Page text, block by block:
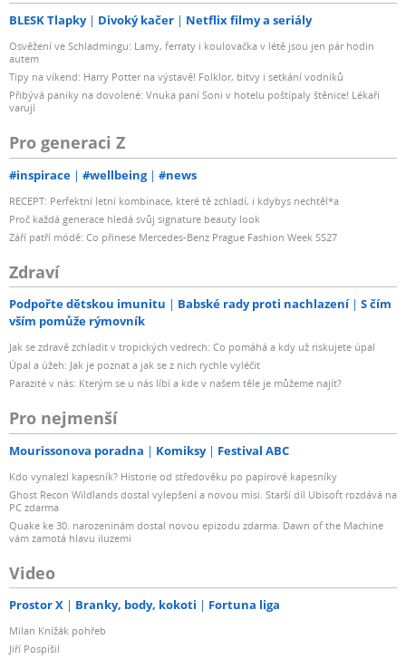
BLESK Tlapky Divoký kačer Netflix filmy a seriály
Osvěžení ve Schladmingu: Lamy, ferraty i koulovačka v létě jsou jen pár hodin
autem
Tipy na víkend: Harry Potter na výstavě! Folklor, bitvy i setkání vodníků
Přibývá paniky na dovolené: Vnuka paní Soni v hotelu poštípaly štěnice! Lékaři
varují
Pro generaci Z
#inspirace #wellbeing #news
RECEPT: Perfektní letní kombinace, které tě zchladí, i kdybys nechtěl*a
Proč každá generace hledá svůj signature beauty look
Září patří módě: Co přinese Mercedes-Benz Prague Fashion Week SS27
Zdraví
Podpořte dětskou imunitu Babské rady proti nachlazení
S čím
vším pomůže rýmovník
Jak se zdravě zchladit v tropických vedrech: Co pomáhá a kdy už riskujete úpal
Úpal a úžeh: Jak je poznat a jak se z nich rychle vyléčit
Parazité v nás: Kterým se u nás líbí a kde v našem těle je můžeme najít?
Pro nejmenší
Mourissonova poradna Komiksy Festival ABC
Kdo vynalezl kapesník? Historie od středověku po papírové kapesníky
Ghost Recon Wildlands dostal vylepšení a novou misi. Starší díl Ubisoft rozdává na
PC zdarma
Quake ke 30. narozeninám dostal novou epizodu zdarma. Dawn of the Machine
vám zamotá hlavu iluzemi
Video
Prostor X Branky, body, kokoti Fortuna liga
Milan Knížák pohřeb
Jiří Pospíšil